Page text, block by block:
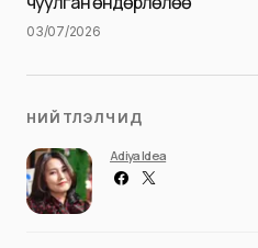
03/07/2026
НИЙТЛЭЛЧИД
Adiya Idea